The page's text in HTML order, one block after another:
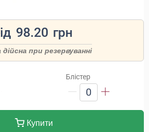
98.20 грн
дійсна при резервуванні
Блістер
0
Купити